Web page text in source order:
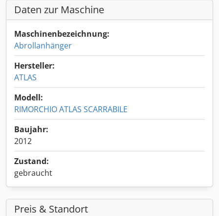
Daten zur Maschine
Maschinenbezeichnung:
Abrollanhänger
Hersteller:
ATLAS
Modell:
RIMORCHIO ATLAS SCARRABILE
Baujahr:
2012
Zustand:
gebraucht
Preis & Standort